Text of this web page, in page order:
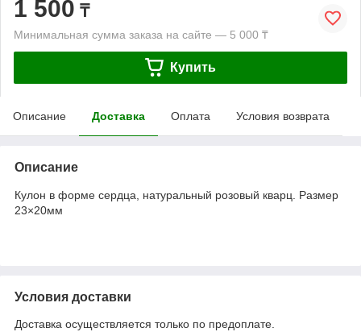
1 500 ₸
Минимальная сумма заказа на сайте — 5 000 ₸
Купить
Описание Доставка Оплата Условия возврата
Описание
Кулон в форме сердца, натуральный розовый кварц. Размер
23×20мм
Условия доставки
Доставка осуществляется только по предоплате.